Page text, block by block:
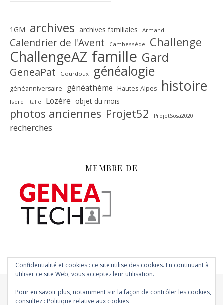
1GM archives archives familiales Armand
Calendrier de l'Avent Cambessède Challenge
ChallengeAZ famille Gard
GeneaPat Gourdoux généalogie
généanniversaire généathème Hautes-Alpes histoire
Isere Italie Lozère objet du mois
photos anciennes Projet52 ProjetSosa2020
recherches
MEMBRE DE
Confidentialité et cookies : ce site utilise des cookies. En continuant à
utiliser ce site Web, vous acceptez leur utilisation.
Pour en savoir plus, notamment sur la façon de contrôler les cookies,
consultez : Politique relative aux cookies